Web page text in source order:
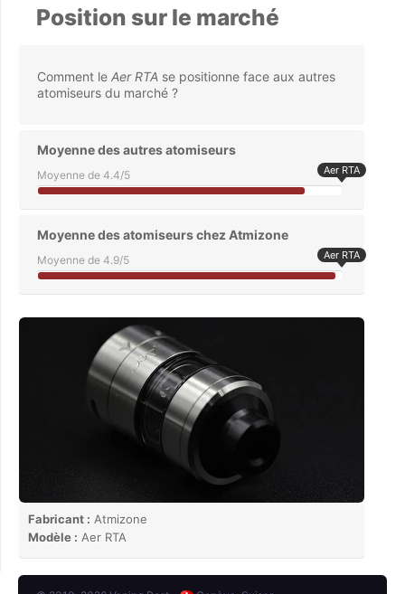
Position sur le marché
Comment le Aer RTA se positionne face aux autres
atomiseurs du marché ?
Moyenne des autres atomiseurs
Moyenne de 4.4/5 Aer RTA
Moyenne des atomiseurs chez Atmizone
Moyenne de 4.9/5 Aer RTA
Fabricant : Atmizone
Modèle : Aer RTA